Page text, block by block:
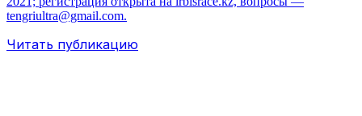
tengriultra@gmail.com.
Читать публикацию